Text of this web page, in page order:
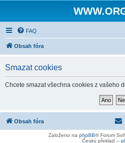
FAQ
Obsah fóra
Smazat cookies
Chcete smazat všechna cookies z vašeho
Obsah fóra
Založeno na phpBB® Forum
Český překlad –